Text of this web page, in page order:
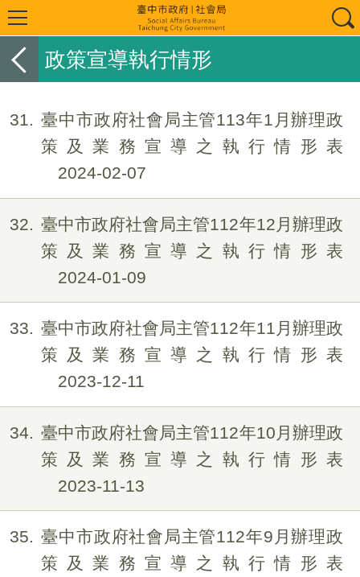
政策宣導執行情形
31
臺中市政府社會局主管113年1月辦理政
策及業務宣導之執行情形表
2024-02-07
32
臺中市政府社會局主管112年12月辦理政
策及業務宣導之執行情形表
2024-01-09
33
臺中市政府社會局主管112年11月辦理政
策及業務宣導之執行情形表
2023-12-11
34
臺中市政府社會局主管112年10月辦理政
策及業務宣導之執行情形表
2023-11-13
35
臺中市政府社會局主管112年9月辦理政
策及業務宣導之執行情形表